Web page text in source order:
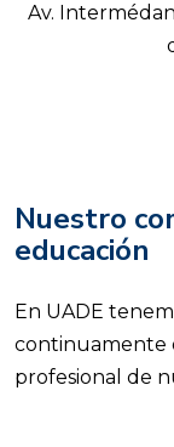
Av.
Nuestro
educación
En UADE
continuamente
profesional de